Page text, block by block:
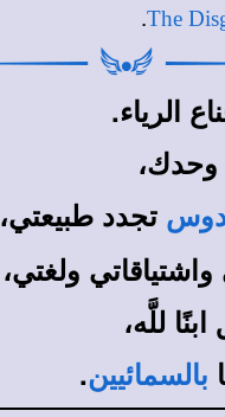
The
.
الرياء.
وحدك،
تجدد طبيعتي،
ولغتي،
للَّه،
بالسمائيين.